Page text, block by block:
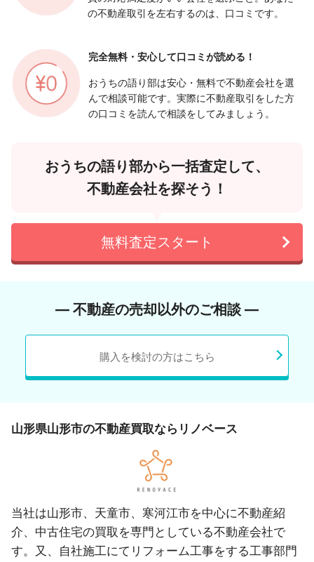
の不動産取引を左右するのは、口コミです。
完全無料・安心して口コミが読める！
おうちの語り部は安心・無料で不動産会社を選
んで相談可能です。実際に不動産取引をした方
の口コミを読んで相談をしてみましょう。
おうちの語り部から一括査定して、
不動産会社を探そう！
無料査定スタート
― 不動産の売却以外のご相談 ―
購入を検討の方はこちら
山形県山形市の不動産買取ならリノベース
当社は山形市、天童市、寒河江市を中心に不動産紹
介、中古住宅の買取を専門としている不動産会社で
す。又、自社施工にてリフォーム工事をする工事部門